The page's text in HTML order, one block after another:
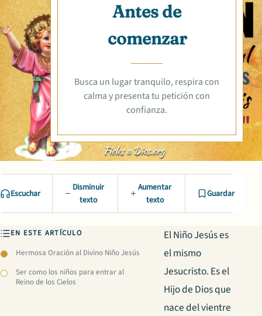
Antes de
comenzar
Busca un lugar tranquilo, respira con
calma y presenta tu petición con
confianza.
Escuchar
Disminuir
texto
Aumentar
texto
Guardar
EN ESTE ARTÍCULO
Hermosa Oración al Divino Niño Jesús
Ser como los niños para entrar al
Reino de los Cielos
El Niño Jesús es
el mismo
Jesucristo. Es el
Hijo de Dios que
nace del vientre